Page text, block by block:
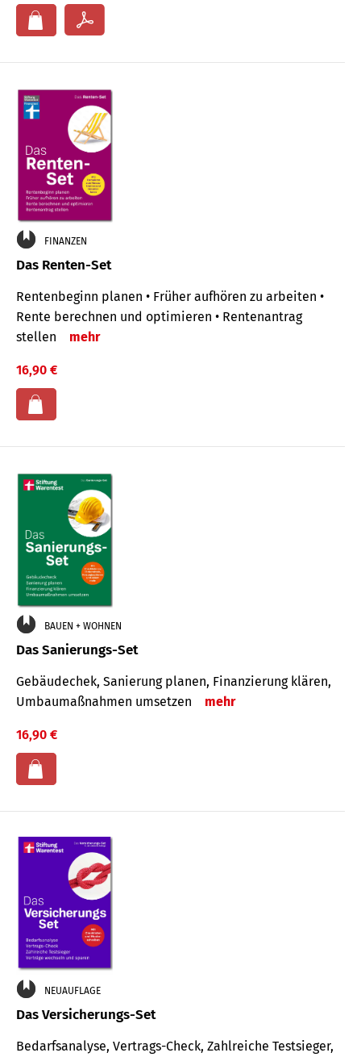
FINANZEN
Das Renten-Set
Rentenbeginn planen • Früher aufhören zu arbeiten •
Rente berechnen und optimieren • Rentenantrag
stellen
mehr
16,90 €
BAUEN + WOHNEN
Das Sanierungs-Set
Gebäudechek, Sanierung planen, Finanzierung klären,
Umbaumaßnahmen umsetzen
mehr
16,90 €
NEUAUFLAGE
Das Versicherungs-Set
Bedarfsanalyse, Vertrags-Check, Zahlreiche Testsieger,